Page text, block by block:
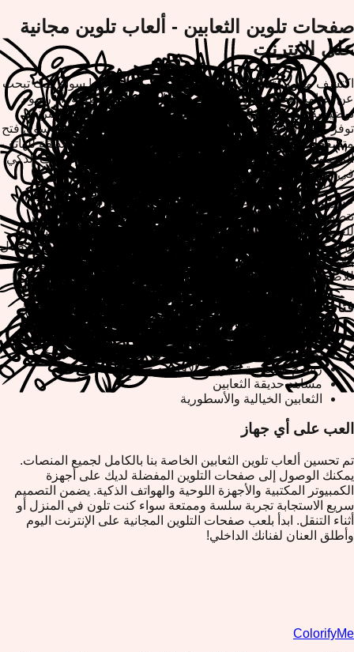
صفحات تلوين الثعابين - ألعاب تلوين مجانية
على الإنترنت
اكتشف مجموعتنا المثيرة من صفحات تلوين الثعابين! سواء كنت تبحث
عن تصاميم ثعابين بيثون واقعية، أو ثعابين كرتونية لطيفة، أو رسوم
توضيحية مفصلة للكوبرا، فإن ألعاب التلوين المجانية على الإنترنت
توفر متعة إبداعية لا نهاية لها. لا توجد حاجة للتنزيل - ما عليك سوى فتح
متصفحك والبدء في التلوين على الفور. تتيح لك منصتنا الصديقة للهاتف
المحمول التلوين على سطح المكتب أو الجهاز اللوحي أو الهاتف الذكي
في أي وقت وفي أي مكان.
عبّر عن إبداعك باستخدام أدوات التلوين التفاعلية الخاصة بنا التي
تتضمن أنماط فرشاة متعددة وألوان نابضة بالحياة وميزات التكبير
للعمل التفصيلي. تم تصميم كل صفحة تلوين ثعبان لإلهام الاسترخاء
والاستكشاف الفني. احفظ روائعك أو اطبعها للاستمتاع بها دون الاتصال
بالإنترنت أو شارك إبداعاتك الملونة مع الأصدقاء والعائلة. مثالي
للأطفال والبالغين الذين يحبون الزواحف واللعب الإبداعي!
فئات تلوين الثعابين الشهيرة
صفحات تلوين ثعابين البيثون الواقعية
تصاميم الثعابين الكرتونية
رسوم توضيحية للكوبرا والأفاعي
مشاهد حديقة الثعابين
الثعابين الخيالية والأسطورية
العب على أي جهاز
تم تحسين ألعاب تلوين الثعابين الخاصة بنا بالكامل لجميع المنصات.
يمكنك الوصول إلى صفحات التلوين المفضلة لديك على أجهزة
الكمبيوتر المكتبية والأجهزة اللوحية والهواتف الذكية. يضمن التصميم
سريع الاستجابة تجربة سلسة وممتعة سواء كنت تلون في المنزل أو
أثناء التنقل. ابدأ بلعب صفحات التلوين المجانية على الإنترنت اليوم
وأطلق العنان لفنانك الداخلي!
ColorifyMe